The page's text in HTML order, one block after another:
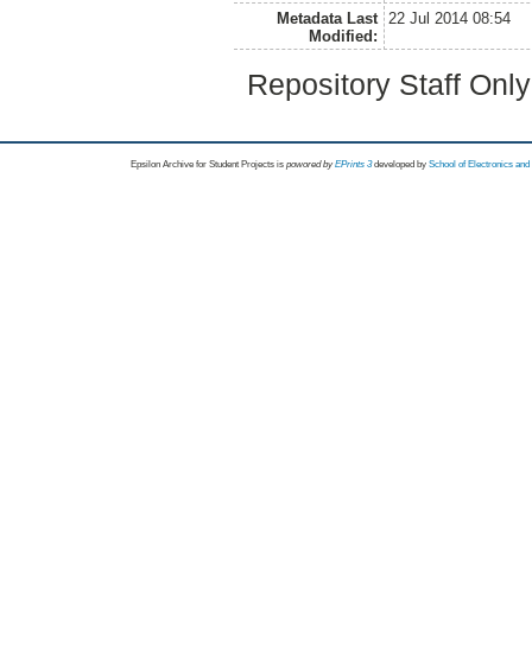
Metadata Last
Modified:
22 Jul 2014 08:54
Repository Staff
Epsilon Archive for Student Projects is powored byEPrints 3 developed by School of Electronics